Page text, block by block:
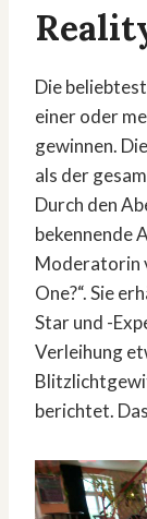
Die
einer oder
gewinnen.
als der
Durch den
bekennende
Moderatorin
One?“. Sie
Star und -
Verleihung
berichtet.